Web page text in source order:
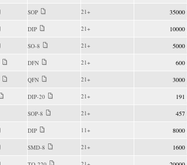
SOP 21+ 35000
DIP 21+ 10000
SO-8 21+ 5000
DFN 21+ 600
QFN 21+ 3000
DIP-20 21+ 191
SOP-8 21+ 457
DIP 11+ 8000
SMD-8 21+ 1600